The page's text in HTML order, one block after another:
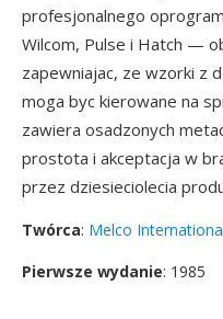
profesjonalnego
Wilcom, Pulse i Hatch —
zapewniajac, ze wzorki z
moga byc kierowane na
zawiera osadzonych
prostota i akceptacja w
przez dziesieciolecia
Twórca: Melco
Pierwsze wydanie: 1985